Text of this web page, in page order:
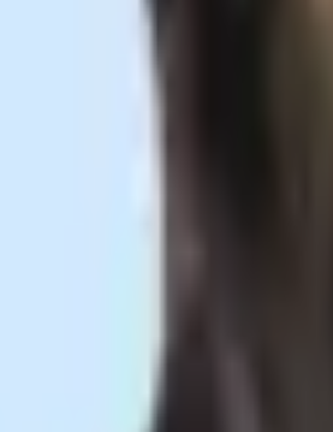
auf LinkedIn, Xing, ZoomInfo & mehr.